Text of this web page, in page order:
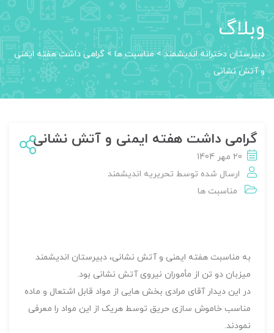
وبلاگ
دبیرستان دخترانه اندیشمند >مناسبت ها > گرامی داشت هفته ایمنی
و آتش نشانی
گرامی داشت هفته ایمنی و آتش نشانی
20 مهر 1404
ارسال شده توسط تحریریه اندیشمند
مناسبت ها
به مناسبت هفته ایمنی و آتش نشانی، دبیرستان اندیشمند
میزبان دو تن از مأموران نیروی آتش نشانی بود.
در این دیدار آقای مرادی بخش هایی از مواد قابل اشتعال و ماده
مناسب خاموش سازی حریق توسط هریک از این مواد را معرفی
نمودند.